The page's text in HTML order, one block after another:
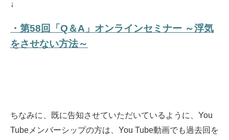
↓
・第58回「Q＆A」オンラインセミナー ～浮気
をさせない方法～
ちなみに、既に告知させていただいているように、You
Tubeメンバーシップの方は、You Tube動画でも過去回を